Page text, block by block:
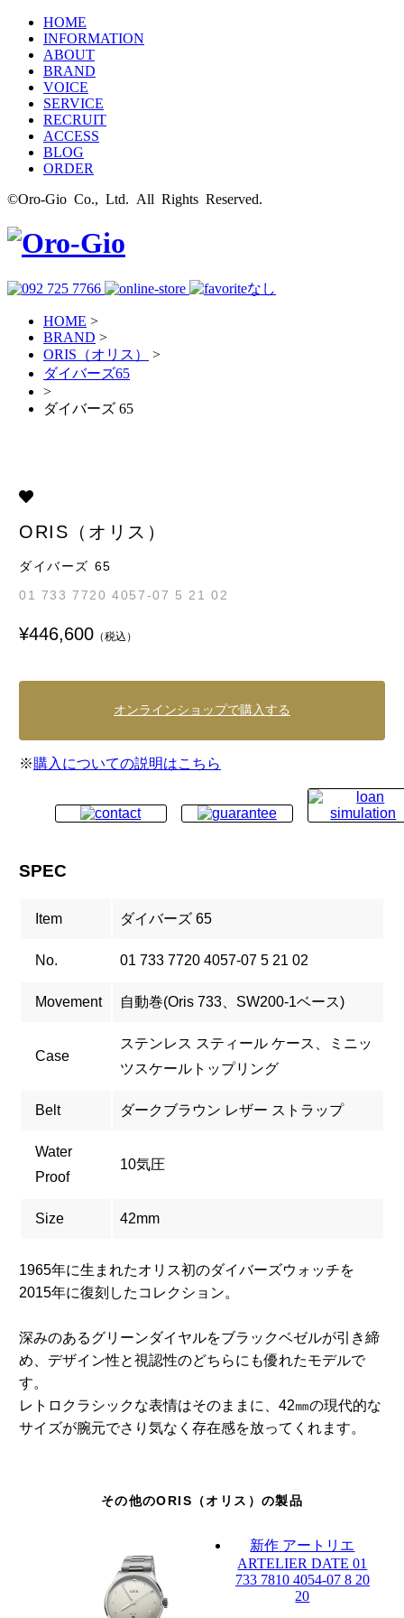
HOME
INFORMATION
ABOUT
BRAND
VOICE
SERVICE
RECRUIT
ACCESS
BLOG
ORDER
©Oro-Gio Co., Ltd. All Rights Reserved.
HOME >
BRAND >
ORIS（オリス）
>
ダイバーズ65
>
ダイバーズ 65
ORIS（オリス）
ダイバーズ 65
01 733 7720 4057-07 5 21 02
¥446,600（税込）
オンラインショップで購入する
※購入についての説明はこちら
SPEC
Item ダイバーズ 65
No. 01 733 7720 4057-07 5 21 02
Movement 自動巻(Oris 733、SW200-1ベース)
Case
ステンレス スティール ケース、ミニッ
ツスケールトップリング
Belt ダークブラウン レザー ストラップ
Water
Proof
10気圧
Size 42mm
1965年に生まれたオリス初のダイバーズウォッチを
2015年に復刻したコレクション。
深みのあるグリーンダイヤルをブラックベゼルが引き締
め、デザイン性と視認性のどちらにも優れたモデルで
す。
レトロクラシックな表情はそのままに、42㎜の現代的な
サイズが腕元でさり気なく存在感を放ってくれます。
その他のORIS（オリス）の製品
新作 アートリエ
ARTELIER DATE 01
733 7810 4054-07 8 20
20